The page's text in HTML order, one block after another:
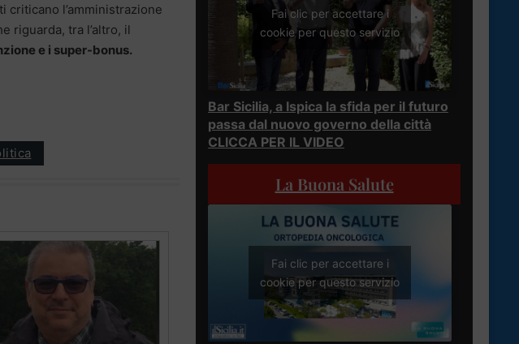
criticano l’amministrazione
riguarda, tra l’altro, il
e i super-bonus.
Fai clic per accettare i
cookie per questo servizio
Bar Sicilia, a Ispica la sfida per il futuro
passa dal nuovo governo della città
CLICCA PER IL VIDEO
La Buona Salute
Fai clic per accettare i
cookie per questo servizio